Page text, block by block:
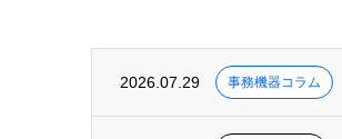
2026.07.29 事務機器コラム